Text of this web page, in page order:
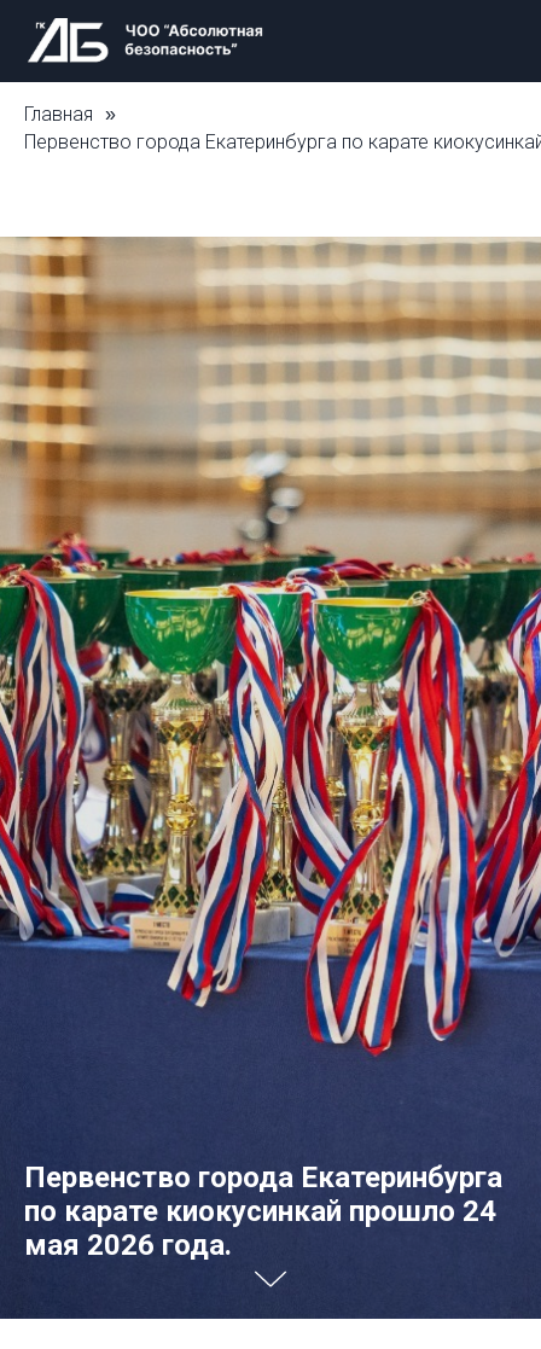
Главная »
Первенство города Екатеринбурга по карате
Первенство города Екатеринбурга
по карате киокусинкай прошло 24
мая 2026 года.